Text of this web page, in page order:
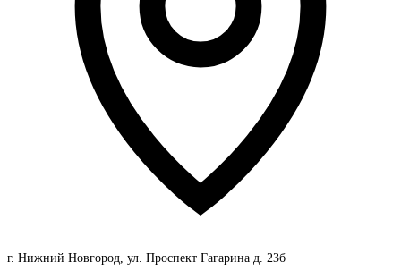
г. Нижний Новгород, ул. Проспект Гагарина д. 23б